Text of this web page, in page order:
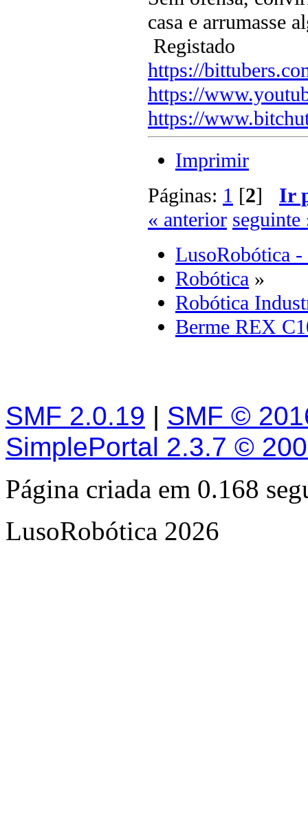
casa e arrumasse
Registado
https://
https://
https://
Imprimir
Páginas: 1 [2] Ir
« anterior seguinte
LusoRobótica -
Robótica »
Robótica
Berme REX
SMF 2.0.19 | SMF ©
SimplePortal 2.3.7 ©
Página criada em 0.168
LusoRobótica 2026